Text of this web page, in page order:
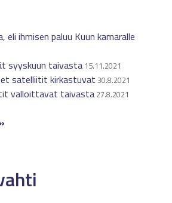
eli ihmisen paluu Kuun kamaralle
syyskuun taivasta15.11.2021
satelliitit kirkastuvat 30.8.2021
valloittavat taivasta 27.8.2021